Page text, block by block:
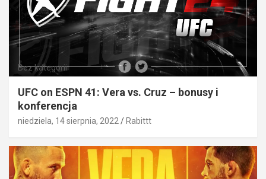
Bez kategorii
UFC on ESPN 41: Vera vs. Cruz – bonusy i
konferencja
niedziela, 14 sierpnia, 2022 Rabittt